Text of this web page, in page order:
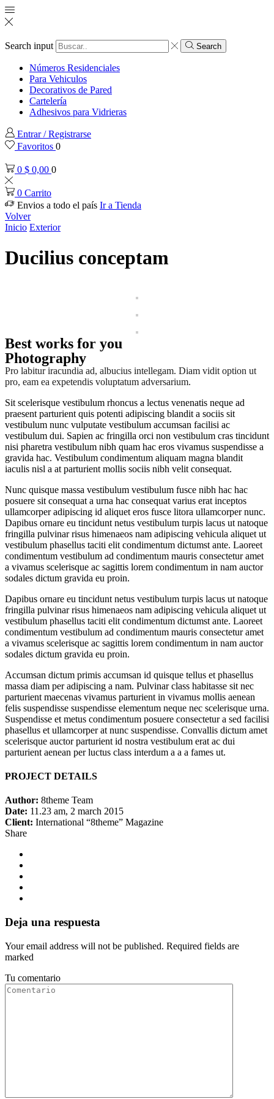
Search input Search
Números Residenciales
Para Vehiculos
Decorativos de Pared
Cartelería
Adhesivos para Vidrieras
Entrar / Registrarse
Favoritos 0
0 $ 0,00 0
0 Carrito
Envios a todo el país Ir a Tienda
Volver
Inicio Exterior
Ducilius conceptam
Best works for you
Photography
Pro labitur iracundia ad, albucius intellegam. Diam vidit option ut
pro, eam ea expetendis voluptatum adversarium.
Sit scelerisque vestibulum rhoncus a lectus venenatis neque ad
praesent parturient quis potenti adipiscing blandit a sociis sit
vestibulum nunc vulputate vestibulum accumsan facilisi ac
vestibulum dui. Sapien ac fringilla orci non vestibulum cras tincidunt
nisi pharetra vestibulum nibh quam hac eros vivamus suspendisse a
gravida hac. Vestibulum condimentum aliquam magna blandit
iaculis nisl a at parturient mollis sociis nibh velit consequat.
Nunc quisque massa vestibulum vestibulum fusce nibh hac hac
posuere sit consequat a urna hac consequat varius erat inceptos
ullamcorper adipiscing id aliquet eros fusce litora ullamcorper nunc.
Dapibus ornare eu tincidunt netus vestibulum turpis lacus ut natoque
fringilla pulvinar risus himenaeos nam adipiscing vehicula aliquet ut
vestibulum phasellus taciti elit condimentum dictumst ante. Laoreet
condimentum vestibulum ad condimentum mauris consectetur amet
a vivamus scelerisque ac sagittis lorem condimentum in nam auctor
sodales dictum gravida eu proin.
Dapibus ornare eu tincidunt netus vestibulum turpis lacus ut natoque
fringilla pulvinar risus himenaeos nam adipiscing vehicula aliquet ut
vestibulum phasellus taciti elit condimentum dictumst ante. Laoreet
condimentum vestibulum ad condimentum mauris consectetur amet
a vivamus scelerisque ac sagittis lorem condimentum in nam auctor
sodales dictum gravida eu proin.
Accumsan dictum primis accumsan id quisque tellus et phasellus
massa diam per adipiscing a nam. Pulvinar class habitasse sit nec
parturient maecenas vivamus parturient in vivamus mollis aenean
felis suspendisse suspendisse elementum neque nec scelerisque urna.
Suspendisse et metus condimentum posuere consectetur a sed facilisi
phasellus et ullamcorper at nunc suspendisse. Convallis dictum amet
scelerisque auctor parturient id nostra vestibulum erat ac dui
parturient aenean per luctus class interdum a a a fames ut.
PROJECT DETAILS
Author: 8theme Team
Date: 11.23 am, 2 march 2015
Client: International “8theme” Magazine
Share
Deja una respuesta
Your email address will not be published. Required fields are
marked
Tu comentario